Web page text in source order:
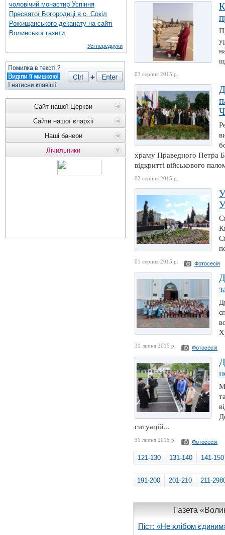
чоловічий монастир Успіння
Пресвятої Богородиці в с. Сокіл
Рожищанського деканату на сайті
Волинської газети
Усі передруки
Сайт нашої Церкви
Сайти нашої єпархії
Наші банери
Лічильники
03 серпня 2015 р.
храму Праведного Петра
відкритті військового
02 серпня 2015 р.
01 серпня 2015 р. Фотосесія
31 липня 2015 р. Фотосесія
ситуацій...
31 липня 2015 р. Фотосесія
121-130 131-140 141-150
191-200 201-210 211-
Газета
Піст: «Не хлібом